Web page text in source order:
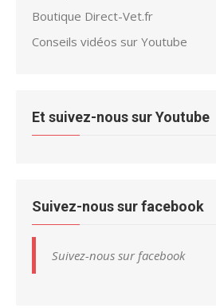
Boutique Direct-Vet.fr
Conseils vidéos sur Youtube
Et suivez-nous sur Youtube
Suivez-nous sur facebook
Suivez-nous sur facebook